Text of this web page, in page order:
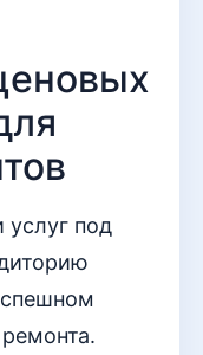
услуг под